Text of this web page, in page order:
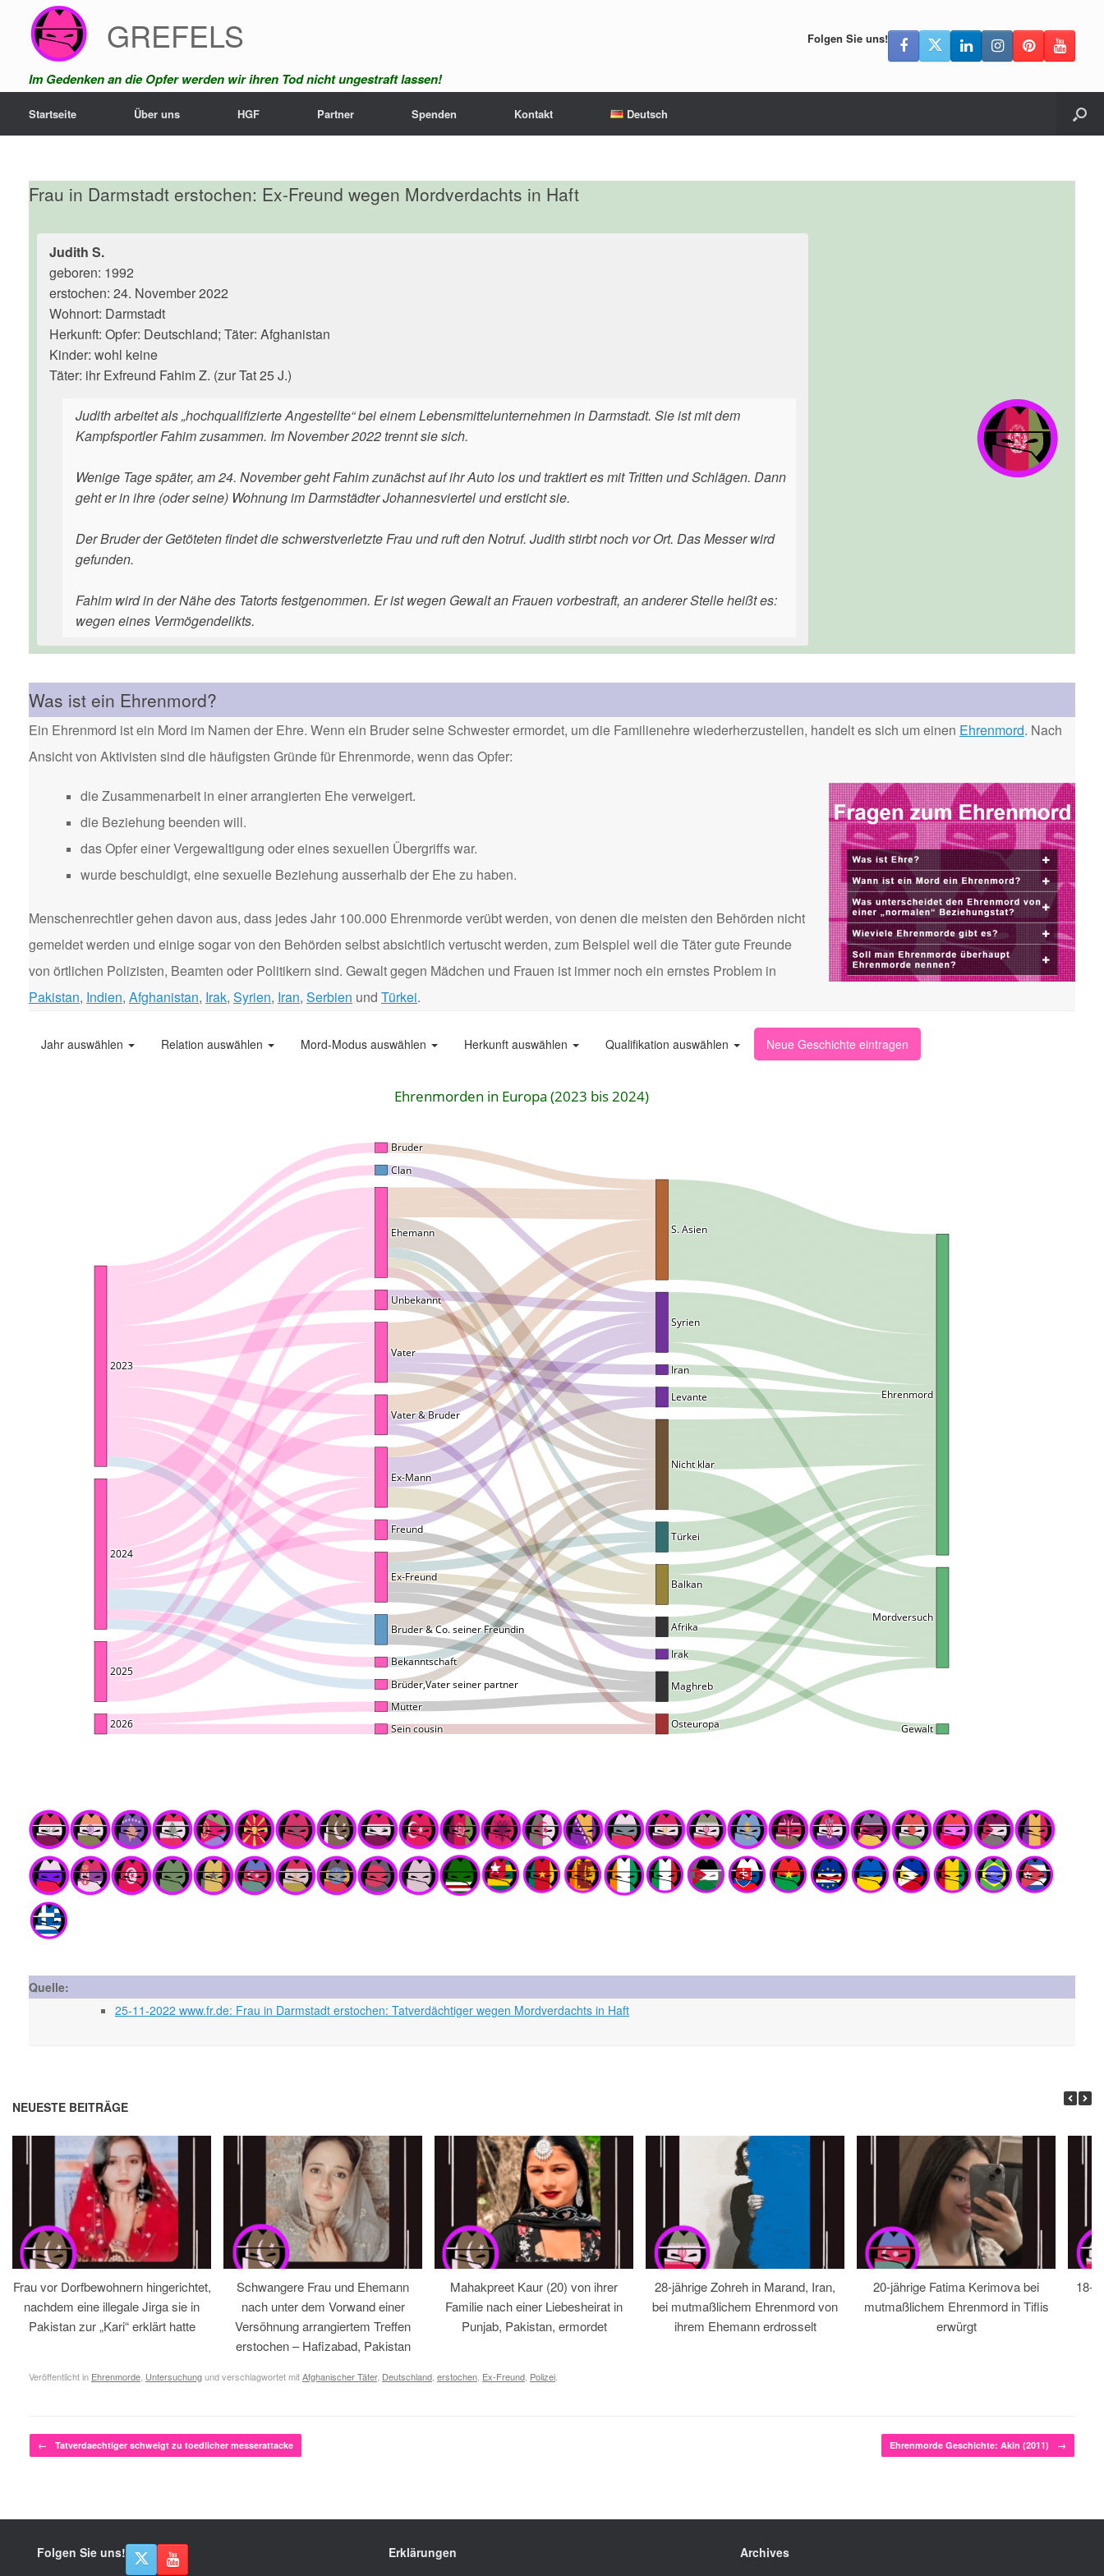
springen
GREFELS
Im Gedenken an die Opfer werden wir ihren Tod nicht ungestraft lassen!
Folgen Sie uns!
Startseite Über uns HGF Partner Spenden Kontakt Deutsch
Frau in Darmstadt erstochen: Ex-Freund wegen Mordverdachts in Haft
Judith S.
geboren: 1992
erstochen: 24. November 2022
Wohnort: Darmstadt
Herkunft: Opfer: Deutschland; Täter: Afghanistan
Kinder: wohl keine
Täter: ihr Exfreund Fahim Z. (zur Tat 25 J.)
Judith arbeitet als „hochqualifizierte Angestellte“ bei einem Lebensmittelunternehmen in Darmstadt. Sie ist mit dem
Kampfsportler Fahim zusammen. Im November 2022 trennt sie sich.
Wenige Tage später, am 24. November geht Fahim zunächst auf ihr Auto los und traktiert es mit Tritten und Schlägen. Dann
geht er in ihre (oder seine) Wohnung im Darmstädter Johannesviertel und ersticht sie.
Der Bruder der Getöteten findet die schwerstverletzte Frau und ruft den Notruf. Judith stirbt noch vor Ort. Das Messer wird
gefunden.
Fahim wird in der Nähe des Tatorts festgenommen. Er ist wegen Gewalt an Frauen vorbestraft, an anderer Stelle heißt es:
wegen eines Vermögendelikts.
Was ist ein Ehrenmord?
Ein Ehrenmord ist ein Mord im Namen der Ehre. Wenn ein Bruder seine Schwester ermordet, um die Familienehre wiederherzustellen, handelt es sich um einen Ehrenmord. Nach
Ansicht von Aktivisten sind die häufigsten Gründe für Ehrenmorde, wenn das Opfer:
die Zusammenarbeit in einer arrangierten Ehe verweigert.
die Beziehung beenden will.
das Opfer einer Vergewaltigung oder eines sexuellen Übergriffs war.
wurde beschuldigt, eine sexuelle Beziehung ausserhalb der Ehe zu haben.
Menschenrechtler gehen davon aus, dass jedes Jahr 100.000 Ehrenmorde verübt werden, von denen die meisten den Behörden nicht
gemeldet werden und einige sogar von den Behörden selbst absichtlich vertuscht werden, zum Beispiel weil die Täter gute Freunde
von örtlichen Polizisten, Beamten oder Politikern sind. Gewalt gegen Mädchen und Frauen ist immer noch ein ernstes Problem in
Pakistan, Indien, Afghanistan, Irak, Syrien, Iran, Serbien und Türkei.
Quelle:
25-11-2022 www.fr.de: Frau in Darmstadt erstochen: Tatverdächtiger wegen Mordverdachts in Haft
NEUESTE BEITRÄGE
Frau vor Dorfbewohnern hingerichtet,
nachdem eine illegale Jirga sie in
Pakistan zur „Kari“ erklärt hatte
Schwangere Frau und Ehemann
nach unter dem Vorwand einer
Versöhnung arrangiertem Treffen
erstochen – Hafizabad, Pakistan
Mahakpreet Kaur (20) von ihrer
Familie nach einer Liebesheirat in
Punjab, Pakistan, ermordet
28-jährige Zohreh in Marand, Iran,
bei mutmaßlichem Ehrenmord von
ihrem Ehemann erdrosselt
20-jährige Fatima Kerimova bei
mutmaßlichem Ehrenmord in Tiflis
erwürgt
18-
Veröffentlicht in Ehrenmorde Untersuchungund verschlagwortet mitAfghanischer Täter, Deutschland erstochen Ex-Freund Polizei
Beitragsnavigation
← Tatverdaechtiger schweigt zu toedlicher messerattacke Ehrenmorde Geschichte: Akin (2011) →
Folgen Sie uns! Erklärungen Archives